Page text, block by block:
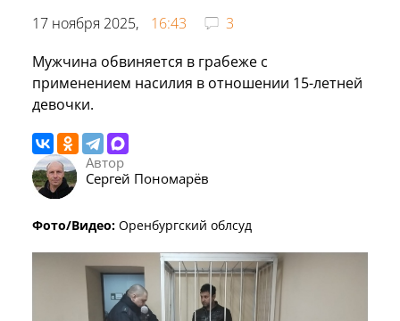
17 ноября 2025, 16:43
3
Мужчина обвиняется в грабеже с
применением насилия в отношении 15-летней
девочки.
Автор
Сергей Пономарёв
Фото/Видео: Оренбургский облсуд